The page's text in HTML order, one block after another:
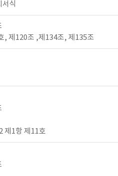
식
, 제120조 ,제134조, 제135조
제1항 제11호